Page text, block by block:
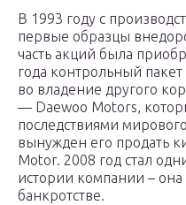
В 1993 году с
первые образцы
часть акций была
года контрольный
во владение другого
— Daewoo Motors,
последствиями
вынужден его продать
Motor. 2008 год стал
истории компании – она
банкротстве.